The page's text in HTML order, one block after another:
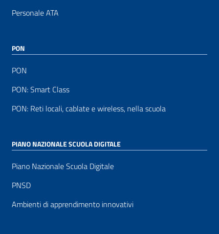
Personale ATA
PON
PON
PON: Smart Class
PON: Reti locali, cablate e wireless, nella scuola
PIANO NAZIONALE SCUOLA DIGITALE
Piano Nazionale Scuola Digitale
PNSD
Ambienti di apprendimento innovativi